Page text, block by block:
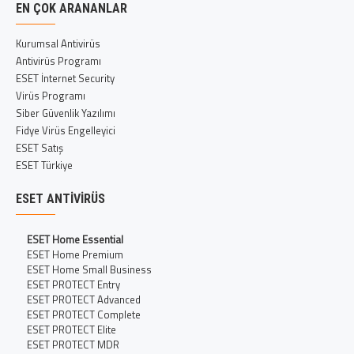
EN ÇOK ARANANLAR
Kurumsal Antivirüs
Antivirüs Programı
ESET İnternet Security
Virüs Programı
Siber Güvenlik Yazılımı
Fidye Virüs Engelleyici
ESET Satış
ESET Türkiye
ESET ANTIVIRÜS
ESET Home Essential
ESET Home Premium
ESET Home Small Business
ESET PROTECT Entry
ESET PROTECT Advanced
ESET PROTECT Complete
ESET PROTECT Elite
ESET PROTECT MDR